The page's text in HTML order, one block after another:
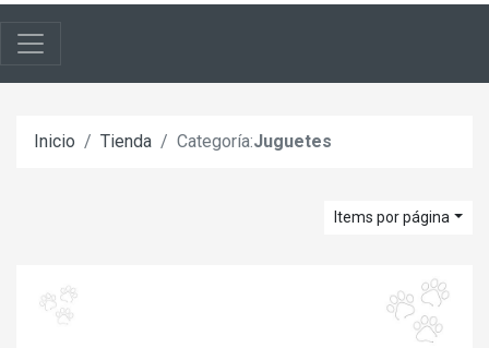
Inicio Tienda Categoría:Juguetes
Items por página